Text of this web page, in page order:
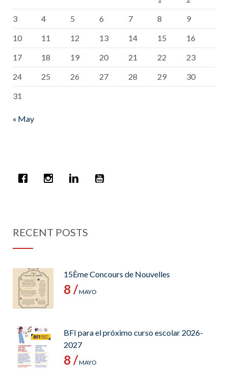
3
4 5 6 7 8
9
10
11 12 13 14 15
16
17
18 19 20 21 22
23
24
25 26 27 28 29
30
31
« May
RECENT POSTS
15Ème Concours de Nouvelles
8 /MAYO
BFI para el próximo curso escolar 2026-
2027
8 /MAYO